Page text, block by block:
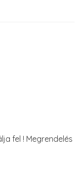
fel ! Megrendelés